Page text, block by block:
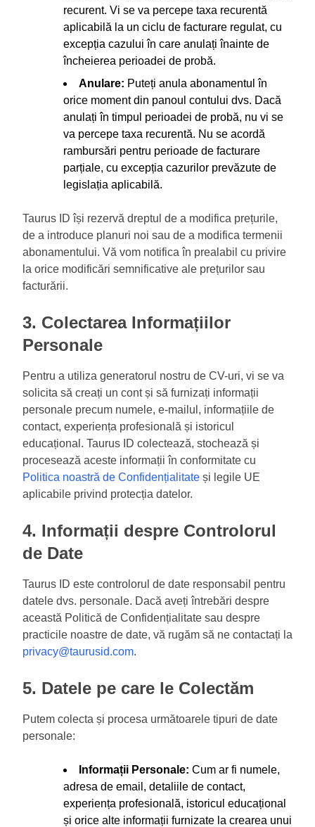
recurent. Vi se va percepe taxa recurentă
aplicabilă la un ciclu de facturare regulat, cu
excepția cazului în care anulați înainte de
încheierea perioadei de probă.
Anulare: Puteți anula abonamentul în
orice moment din panoul contului dvs. Dacă
anulați în timpul perioadei de probă, nu vi se
va percepe taxa recurentă. Nu se acordă
rambursări pentru perioade de facturare
parțiale, cu excepția cazurilor prevăzute de
legislația aplicabilă.
Taurus ID își rezervă dreptul de a modifica prețurile,
de a introduce planuri noi sau de a modifica termenii
abonamentului. Vă vom notifica în prealabil cu privire
la orice modificări semnificative ale prețurilor sau
facturării.
3. Colectarea Informațiilor
Personale
Pentru a utiliza generatorul nostru de CV-uri, vi se va
solicita să creați un cont și să furnizați informații
personale precum numele, e-mailul, informațiile de
contact, experiența profesională și istoricul
educațional. Taurus ID colectează, stochează și
procesează aceste informații în conformitate cu
Politica noastră de Confidențialitate și legile UE
aplicabile privind protecția datelor.
4. Informații despre Controlorul
de Date
Taurus ID este controlorul de date responsabil pentru
datele dvs. personale. Dacă aveți întrebări despre
această Politică de Confidențialitate sau despre
practicile noastre de date, vă rugăm să ne contactați la
privacy@taurusid.com.
5. Datele pe care le Colectăm
Putem colecta și procesa următoarele tipuri de date
personale:
Informații Personale: Cum ar fi numele,
adresa de email, detaliile de contact,
experiența profesională, istoricul educațional
și orice alte informații furnizate la crearea unui